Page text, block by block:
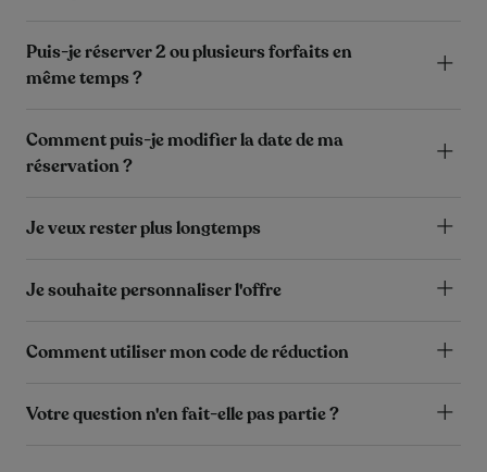
Puis-je réserver 2 ou plusieurs forfaits en
même temps ?
Comment puis-je modifier la date de ma
réservation ?
Je veux rester plus longtemps
Je souhaite personnaliser l'offre
Comment utiliser mon code de réduction
Votre question n'en fait-elle pas partie ?